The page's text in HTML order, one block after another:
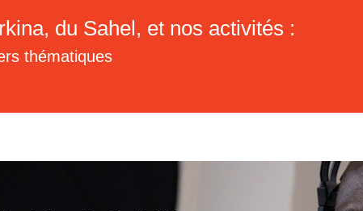
du Sahel, et nos activités :
thématiques